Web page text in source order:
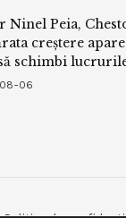
Ninel Peia,
creștere
schimbi lucrurile
06